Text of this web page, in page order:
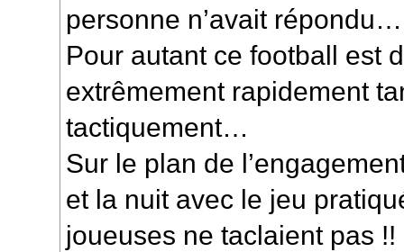
personne n’avait
Pour autant ce football est
extrêmement rapidement
tactiquement…
Sur le plan de
et la nuit avec le jeu
joueuses ne taclaient pas !!